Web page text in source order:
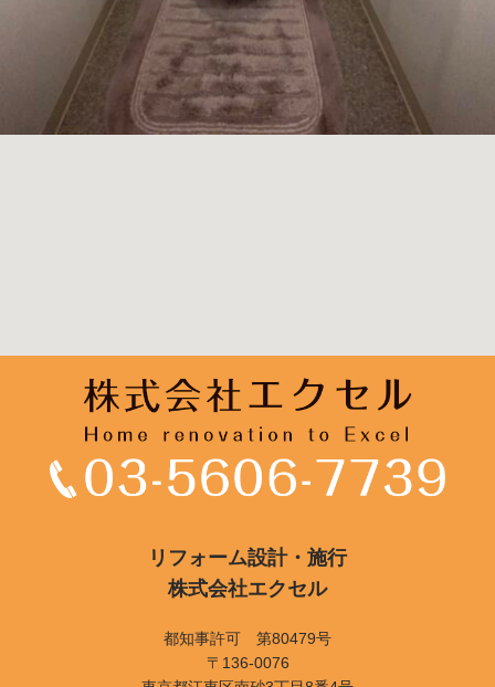
リフォーム設計・施行
株式会社エクセル
都知事許可 第80479号
〒136-0076